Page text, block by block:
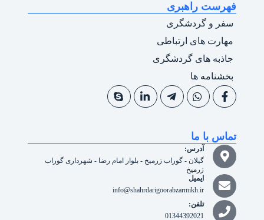
فهرست راهبری
سفر و گردشگری
مهارت های ارتباطی
جاذبه های گردشگری
بخشنامه ها
تماس با ما
آدرس:
گیلان - گوراب زرمیخ - بلوار امام رضا - شهرداری گوراب
زرمیخ
ایمیل
info@shahrdarigoorabzarmikh.ir
تلفن:
01344392021